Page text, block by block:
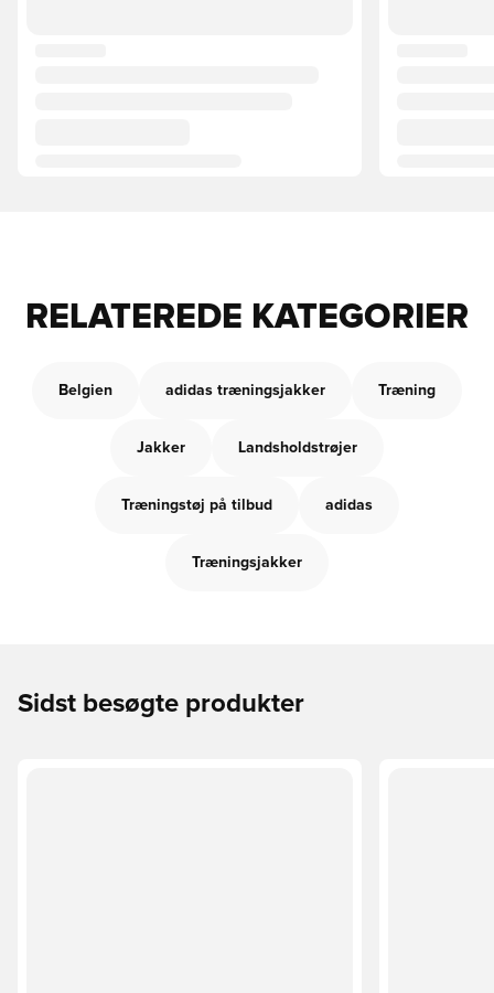
RELATEREDE KATEGORIER
Belgien adidas træningsjakker Træning
Jakker Landsholdstrøjer
Træningstøj på tilbud adidas
Træningsjakker
Sidst besøgte produkter